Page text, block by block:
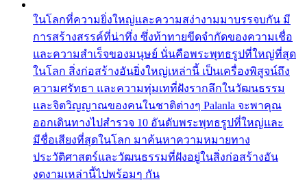
ในโลกที่ความยิ่งใหญ่และความสง่างามมาบรรจบกัน มี
การสร้างสรรค์ที่น่าทึ่ง ซึ่งท้าทายขีดจำกัดของความเชื่อ
และความสำเร็จของมนุษย์ นั่นคือพระพุทธรูปที่ใหญ่ที่สุด
ในโลก สิ่งก่อสร้างอันยิ่งใหญ่เหล่านี้ เป็นเครื่องพิสูจน์ถึง
ความศรัทธา และความทุ่มเทที่ฝังรากลึกในวัฒนธรรม
และจิตวิญญาณของคนในชาติต่างๆ Palanla จะพาคุณ
ออกเดินทางไปสำรวจ 10 อันดับพระพุทธรูปที่ใหญ่และ
มีชื่อเสียงที่สุดในโลก มาค้นหาความหมายทาง
ประวัติศาสตร์และวัฒนธรรมที่ฝังอยู่ในสิ่งก่อสร้างอัน
งดงามเหล่านี้ไปพร้อมๆ กัน